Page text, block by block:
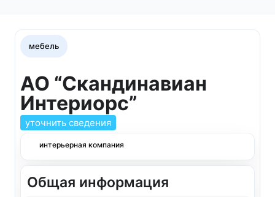
мебель
АО “Скандинавиан
Интериорс”
уточнить сведения
интерьерная компания
Общая информация